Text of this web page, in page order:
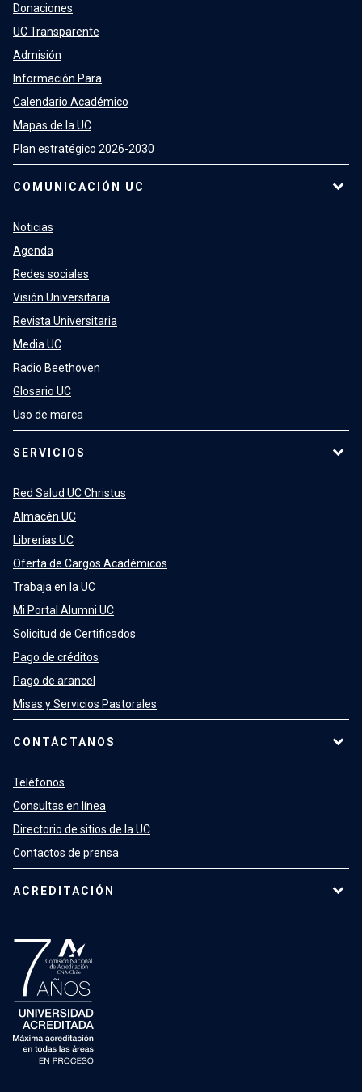
Donaciones
UC Transparente
Admisión
Información Para
Calendario Académico
Mapas de la UC
Plan estratégico 2026-2030
COMUNICACIÓN UC
Noticias
Agenda
Redes sociales
Visión Universitaria
Revista Universitaria
Media UC
Radio Beethoven
Glosario UC
Uso de marca
SERVICIOS
Red Salud UC Christus
Almacén UC
Librerías UC
Oferta de Cargos Académicos
Trabaja en la UC
Mi Portal Alumni UC
Solicitud de Certificados
Pago de créditos
Pago de arancel
Misas y Servicios Pastorales
CONTÁCTANOS
Teléfonos
Consultas en línea
Directorio de sitios de la UC
Contactos de prensa
ACREDITACIÓN